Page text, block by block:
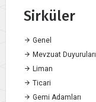
Sirküler
Genel
Mevzuat Duyuruları
Liman
Ticari
Gemi Adamları